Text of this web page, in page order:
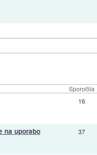
Sporočila
16
na uporabo 37